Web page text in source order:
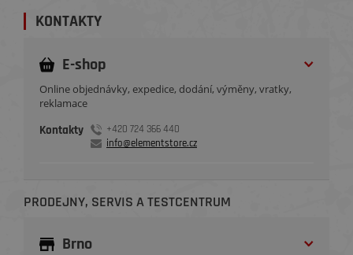
KONTAKTY
E-shop
Online objednávky, expedice, dodání, výměny, vratky,
reklamace
Kontakty
+420 724 366 440
info@elementstore.cz
PRODEJNY, SERVIS A TESTCENTRUM
Brno